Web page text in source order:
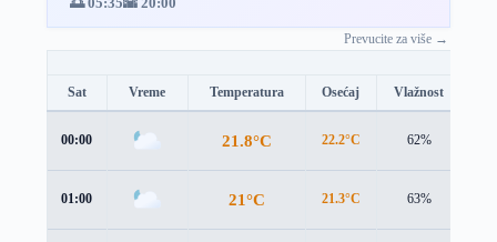
Prevucite za više →
Sat Vreme Temperatura Osećaj Vlažnost
00:00 21.8°C 22.2°C 62%
01:00 21°C 21.3°C 63%